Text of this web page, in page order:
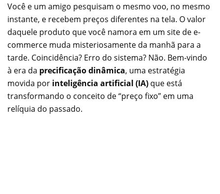
Você e um amigo pesquisam o mesmo voo, no mesmo
instante, e recebem preços diferentes na tela. O valor
daquele produto que você namora em um site de e-
commerce muda misteriosamente da manhã para a
tarde. Coincidência? Erro do sistema? Não. Bem-vindo
à era da precificação dinâmica, uma estratégia
movida por inteligência artificial (IA) que está
transformando o conceito de “preço fixo” em uma
relíquia do passado.